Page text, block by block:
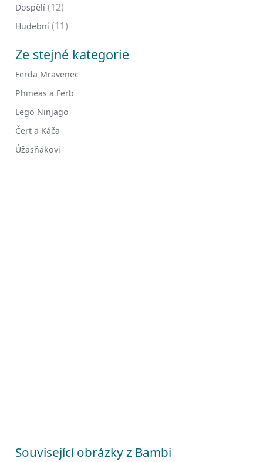
Dospělí (12)
Hudební (11)
Ze stejné kategorie
Ferda Mravenec
Phineas a Ferb
Lego Ninjago
Čert a Káča
Úžasňákovi
Související obrázky z Bambi